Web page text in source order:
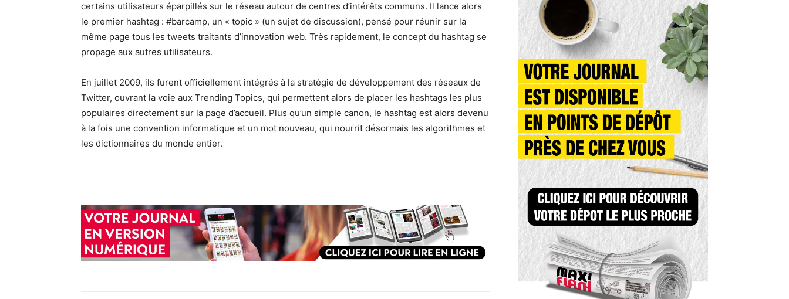
certains utilisateurs éparpillés sur le réseau autour de centres d’intérêts communs. Il lance alors
le premier hashtag : #barcamp, un « topic » (un sujet de discussion), pensé pour réunir sur la
même page tous les tweets traitants d’innovation web. Très rapidement, le concept du hashtag se
propage aux autres utilisateurs.
En juillet 2009, ils furent officiellement intégrés à la stratégie de développement des réseaux de
Twitter, ouvrant la voie aux Trending Topics, qui permettent alors de placer les hashtags les plus
populaires directement sur la page d’accueil. Plus qu’un simple canon, le hashtag est alors devenu
à la fois une convention informatique et un mot nouveau, qui nourrit désormais les algorithmes et
les dictionnaires du monde entier.